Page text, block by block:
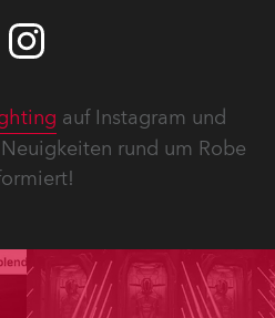
auf Instagram und
rund um Robe